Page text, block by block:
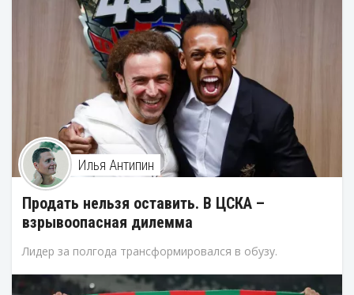
Илья Антипин
Продать нельзя оставить. В ЦСКА –
взрывоопасная дилемма
Лидер за полгода трансформировался в обузу.